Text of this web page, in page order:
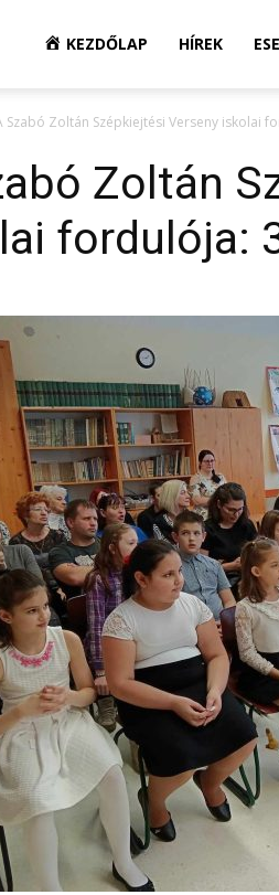
KEZDŐLAP HÍREK
Szabó Zoltán Szépkiejtési Verseny iskolai
Zoltán
fordulója: